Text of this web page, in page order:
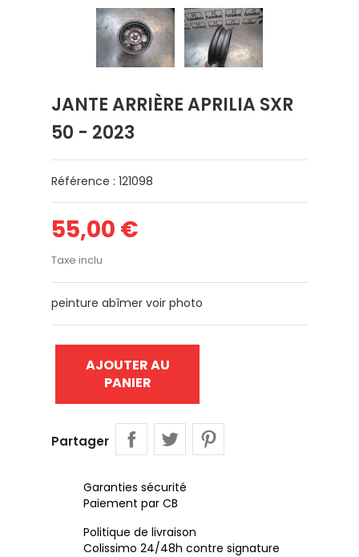
JANTE ARRIÈRE APRILIA SXR
50 - 2023
Référence : 121098
55,00 €
Taxe inclu
peinture abîmer voir photo
AJOUTER AU
PANIER
Partager
Garanties sécurité
Paiement par CB
Politique de livraison
Colissimo 24/48h contre signature